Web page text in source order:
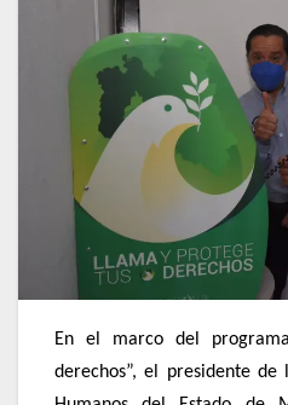
En el marco del
derechos”, el presidente de